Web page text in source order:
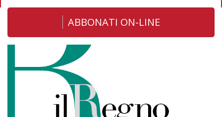
ABBONATI ON-LINE